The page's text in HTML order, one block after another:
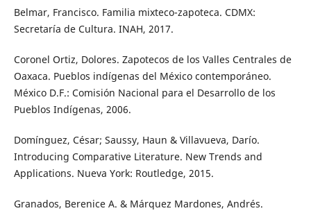
Belmar, Francisco. Familia mixteco-zapoteca. CDMX:
Secretaría de Cultura. INAH, 2017.
Coronel Ortiz, Dolores. Zapotecos de los Valles Centrales de
Oaxaca. Pueblos indígenas del México contemporáneo.
México D.F.: Comisión Nacional para el Desarrollo de los
Pueblos Indígenas, 2006.
Domínguez, César; Saussy, Haun & Villavueva, Darío.
Introducing Comparative Literature. New Trends and
Applications. Nueva York: Routledge, 2015.
Granados, Berenice A. & Márquez Mardones, Andrés.